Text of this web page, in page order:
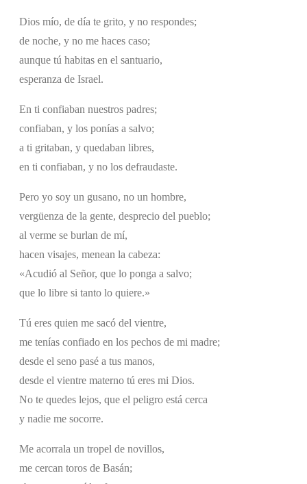
Dios mío, de día te grito, y no respondes;
de noche, y no me haces caso;
aunque tú habitas en el santuario,
esperanza de Israel.
En ti confiaban nuestros padres;
confiaban, y los ponías a salvo;
a ti gritaban, y quedaban libres,
en ti confiaban, y no los defraudaste.
Pero yo soy un gusano, no un hombre,
vergüenza de la gente, desprecio del pueblo;
al verme se burlan de mí,
hacen visajes, menean la cabeza:
«Acudió al Señor, que lo ponga a salvo;
que lo libre si tanto lo quiere.»
Tú eres quien me sacó del vientre,
me tenías confiado en los pechos de mi madre;
desde el seno pasé a tus manos,
desde el vientre materno tú eres mi Dios.
No te quedes lejos, que el peligro está cerca
y nadie me socorre.
Me acorrala un tropel de novillos,
me cercan toros de Basán;